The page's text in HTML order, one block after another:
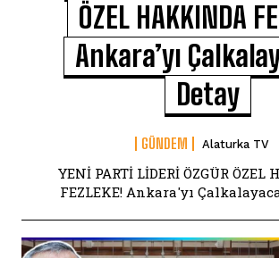
ÖZEL HAKKINDA
Ankara’yı
Detay
GÜNDEM Alaturka TV
YENİ PARTİ LİDERİ ÖZGÜR ÖZEL
FEZLEKE! Ankara'yı